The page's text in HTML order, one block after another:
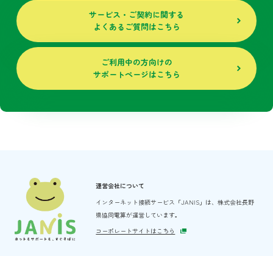
サービス・ご契約に関する
よくあるご質問はこちら
ご利用中の方向けの
サポートページはこちら
運営会社について
インターネット接続サービス「JANIS」は、株式会社長野
県協同電算が運営しています。
コーポレートサイトはこちら